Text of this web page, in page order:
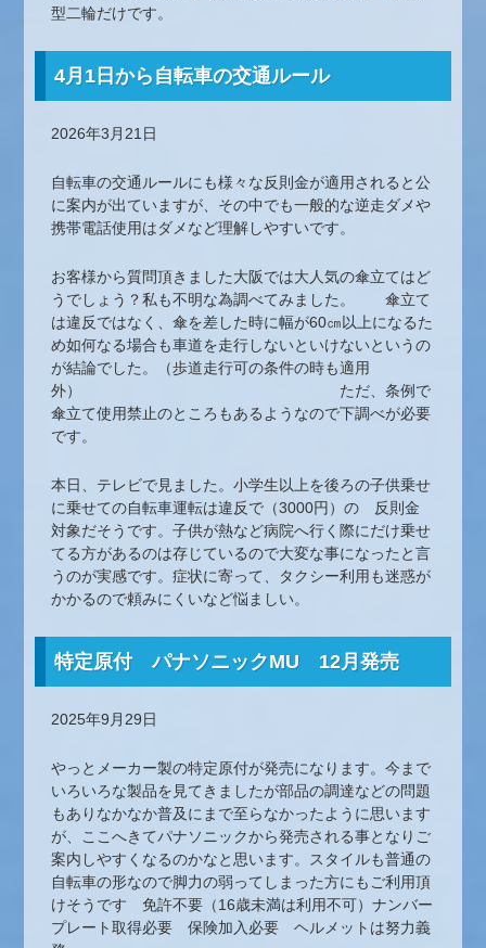
型二輪だけです。
4月1日から自転車の交通ルール
2026年3月21日
自転車の交通ルールにも様々な反則金が適用されると公
に案内が出ていますが、その中でも一般的な逆走ダメや
携帯電話使用はダメなど理解しやすいです。
お客様から質問頂きました大阪では大人気の傘立てはど
うでしょう？私も不明な為調べてみました。 傘立て
は違反ではなく、傘を差した時に幅が60㎝以上になるた
め如何なる場合も車道を走行しないといけないというの
が結論でした。（歩道走行可の条件の時も適用
外） ただ、条例で
傘立て使用禁止のところもあるようなので下調べが必要
です。
本日、テレビで見ました。小学生以上を後ろの子供乗せ
に乗せての自転車運転は違反で（3000円）の 反則金
対象だそうです。子供が熱など病院へ行く際にだけ乗せ
てる方があるのは存じているので大変な事になったと言
うのが実感です。症状に寄って、タクシー利用も迷惑が
かかるので頼みにくいなど悩ましい。
特定原付 パナソニックMU 12月発売
2025年9月29日
やっとメーカー製の特定原付が発売になります。今まで
いろいろな製品を見てきましたが部品の調達などの問題
もありなかなか普及にまで至らなかったように思います
が、ここへきてパナソニックから発売される事となりご
案内しやすくなるのかなと思います。スタイルも普通の
自転車の形なので脚力の弱ってしまった方にもご利用頂
けそうです 免許不要（16歳未満は利用不可）ナンバー
プレート取得必要 保険加入必要 ヘルメットは努力義